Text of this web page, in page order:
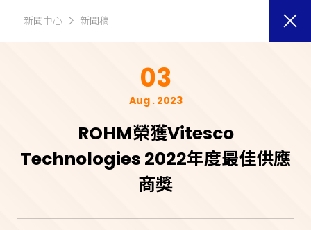
新聞中心 新聞稿
03
Aug . 2023
ROHM榮獲Vitesco
Technologies 2022年度最佳供應
商獎